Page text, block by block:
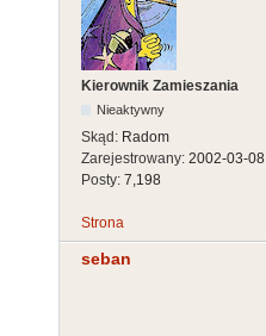
Kierownik Zamieszania
Nieaktywny
Skąd: Radom
Zarejestrowany: 2002-03-08
Posty: 7,198
Strona
seban